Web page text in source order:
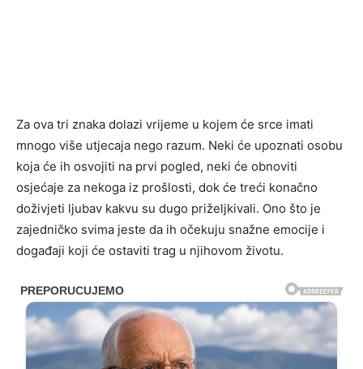
Za ova tri znaka dolazi vrijeme u kojem će srce imati
mnogo više utjecaja nego razum. Neki će upoznati osobu
koja će ih osvojiti na prvi pogled, neki će obnoviti
osjećaje za nekoga iz prošlosti, dok će treći konačno
doživjeti ljubav kakvu su dugo priželjkivali. Ono što je
zajedničko svima jeste da ih očekuju snažne emocije i
događaji koji će ostaviti trag u njihovom životu.